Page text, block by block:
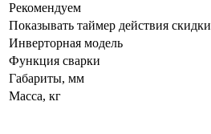
Рекомендуем
Показывать таймер действия скидки
Инверторная модель
Функция сварки
Габариты, мм
Масса, кг